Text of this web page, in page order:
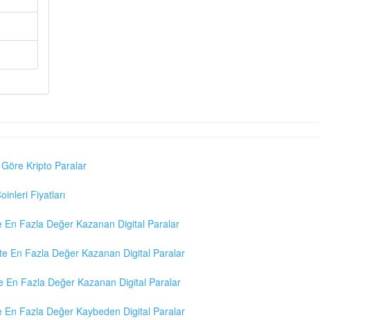
Kripto Paralar
Fiyatları
En Fazla Değer Kazanan Digital Paralar
En Fazla Değer Kazanan Digital Paralar
En Fazla Değer Kazanan Digital Paralar
En Fazla Değer Kaybeden Digital Paralar